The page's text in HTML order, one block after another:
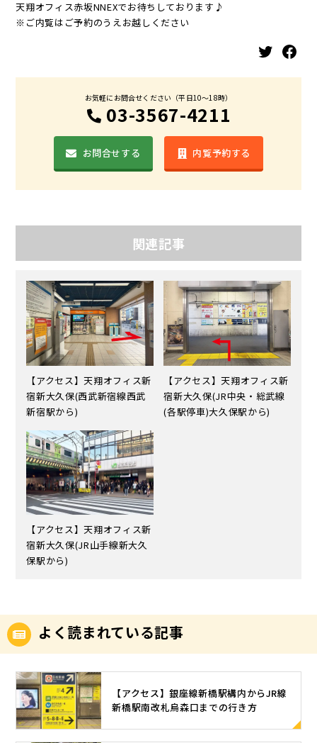
天翔オフィス赤坂NNEXでお待ちしております♪
※ご内覧はご予約のうえお越しください
Twitter Facebook
お気軽にお問合せください（平日10〜18時）
03-3567-4211
お問合せする 内覧予約する
関連記事
【アクセス】天翔オフィス新
宿新大久保(西武新宿線西武
新宿駅から)
【アクセス】天翔オフィス新
宿新大久保(JR中央・総武線
(各駅停車)大久保駅から)
【アクセス】天翔オフィス新
宿新大久保(JR山手線新大久
保駅から)
よく読まれている記事
【アクセス】銀座線新橋駅構内からJR線
新橋駅南改札烏森口までの行き方